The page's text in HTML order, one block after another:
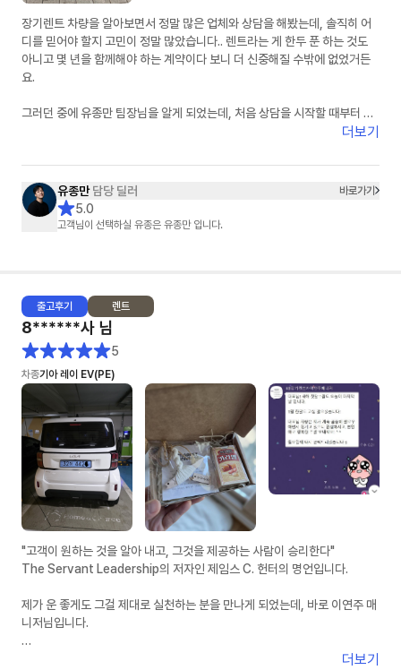
장기렌트 차량을 알아보면서 정말 많은 업체와 상담을 해봤는데, 솔직히 어
디를 믿어야 할지 고민이 정말 많았습니다.. 렌트라는 게 한두 푼 하는 것도
아니고 몇 년을 함께해야 하는 계약이다 보니 더 신중해질 수밖에 없었거든
요.
그러던 중에 유종만 팀장님을 알게 되었는데, 처음 상담을 시작할 때부터 느
낌이 정말 달랐습니다. 무엇보다 피드백이 정말 빠르셨습니다. 궁금한 게 있
건이나 견적 관련해서도 하나하나 자세하게 설명해주셔서 믿음이 갔습니다.
특히 좋았던 점은 거짓 없이 솔직한 견적을 주신다는 점이었습니다. 다른 곳
에서는 무조건 싸다고만 하거나 나중에 추가 조건이 붙는 경우도 많았는데,
또 한 가지 정말 만족스러웠던 부분은 꼼꼼한 사후관리입니다. 사실 계약하
고 나면 연락이 잘 안 되는 경우도 많다고 들었는데, 차량 출고 과정에서도 계
속 진행 상황을 알려주시고, 출고 이후에도 필요한 부분이 있는지 먼저 챙겨
일을 하시는 분이구나”라는 생각이 들었습니다.
제 주변에 차량 알아보시는 분들께 자신 있게 추천드리겠습니다.
빠른 피드백, 정직한 견적, 그리고 꼼꼼한 사후관리까지 정말 믿고 맡길 수
있는 분이라고 생각합니다.
좋은 차량 진행 도와주셔서 진심으로 감사드립니다. 앞으로도 잘 부탁드립니
다
더보기
유종만 담당 딜러 바로가기
5.0
고객님이 선택하실 유종은 유종만 입니다.
출고후기 렌트
8******사 님
5
차종기아 레이 EV(PE)
"고객이 원하는 것을 알아 내고, 그것을 제공하는 사람이 승리한다"
The Servant Leadership의 저자인 제임스 C. 헌터의 명언입니다.
제가 운 좋게도 그걸 제대로 실천하는 분을 만나게 되었는데, 바로 이연주 매
니저님입니다.
인터넷에서 차량 견적 한 번만 받아 봐도 여기 저기서 연락이 오지요. 모두 달
더보기